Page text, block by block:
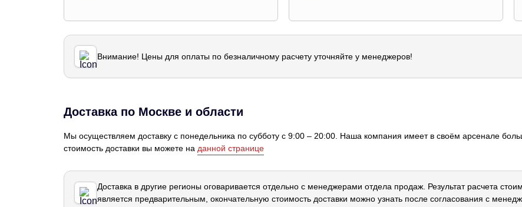
Внимание! Цены для оплаты по безналичному расчету уточняйте у менеджеров!
Доставка по Москве и области
Мы осуществляем доставку с понедельника по субботу с 9:00 – 20:00. Наша компания имеет в своём арсенале
стоимость доставки вы можете на данной странице
Доставка в другие регионы оговаривается отдельно с менеджерами отдела продаж. Результат расчета
является предварительным, окончательную стоимость доставки можно узнать после согласования с